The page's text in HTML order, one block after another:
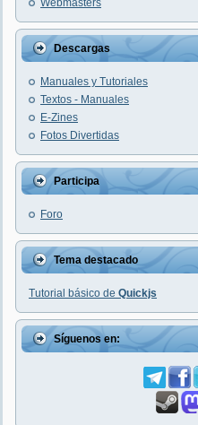
Webmasters
Descargas
Manuales y Tutoriales
Textos - Manuales
E-Zines
Fotos Divertidas
Participa
Foro
Tema destacado
Tutorial básico de Quickjs
Síguenos en: